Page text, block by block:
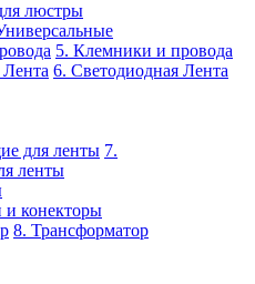
люстры
5. Клемники и провода
6. Светодиодная Лента
7.
ленты
и конекторы
8. Трансформатор